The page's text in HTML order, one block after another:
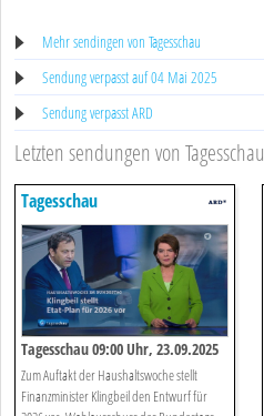
Mehr sendingen von Tagesschau
Sendung verpasst auf 04 Mai 2025
Sendung verpasst ARD
Letzten sendungen von Tagesschau
Tagesschau
Tagesschau 09:00 Uhr, 23.09.2025
Zum Auftakt der Haushaltswoche stellt
Finanzminister Klingbeil den Entwurf für